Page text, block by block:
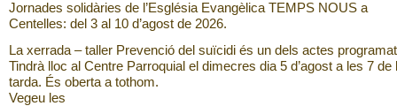
Jornades solidàries de l’Església Evangèlica TEMPS NOUS a
Centelles: del 3 al 10 d’agost de 2026.
La xerrada – taller Prevenció del suïcidi és un dels actes
Tindrà lloc al Centre Parroquial el dimecres dia 5 d’agost a les 7 de
tarda. És oberta a tothom.
Vegeu les